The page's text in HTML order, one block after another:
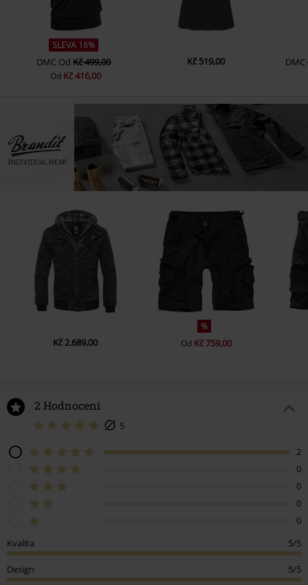
SLEVA 16%
DMC OdKč 499,00
Od Kč 416,00
Kč 519,00 DMC
Kč 2.689,00
%
Od Kč 759,00
2 Hodnocení
5
2
0
0
0
0
Kvalita
5/5
Design 5/5